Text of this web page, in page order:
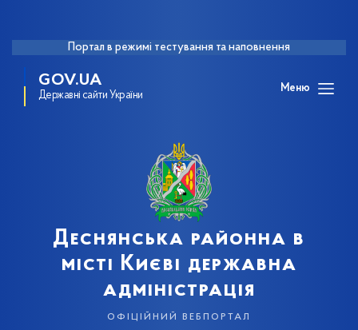
Портал в режимі тестування та наповнення
GOV.UA
Державні сайти України
Меню
Деснянська районна в
місті Києві державна
адміністрація
офіційний вебпортал